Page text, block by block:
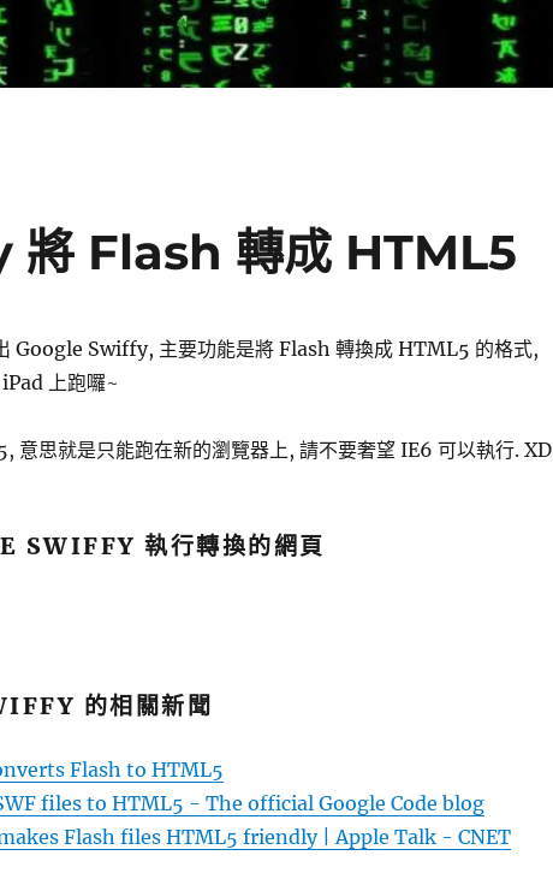
Flash 轉成 HTML5
Google Swiffy, 主要功能是將 Flash 轉換成 HTML5 的格式,
上跑囉~
意思就是只能跑在新的瀏覽器上, 請不要奢望 IE6 可以執行. XD
SWIFFY 執行轉換的網頁
的相關新聞
Flash to HTML5
files to HTML5 - The official Google Code blog
Flash files HTML5 friendly | Apple Talk - CNET